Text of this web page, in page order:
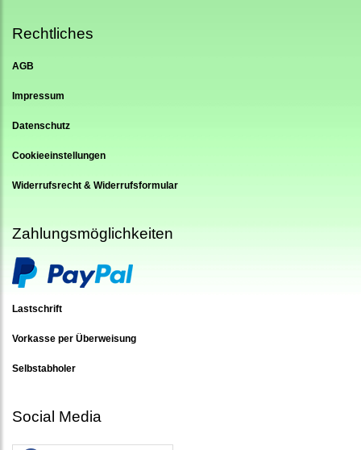
Rechtliches
AGB
Impressum
Datenschutz
Cookieeinstellungen
Widerrufsrecht & Widerrufsformular
Zahlungsmöglichkeiten
Lastschrift
Vorkasse per Überweisung
Selbstabholer
Social Media